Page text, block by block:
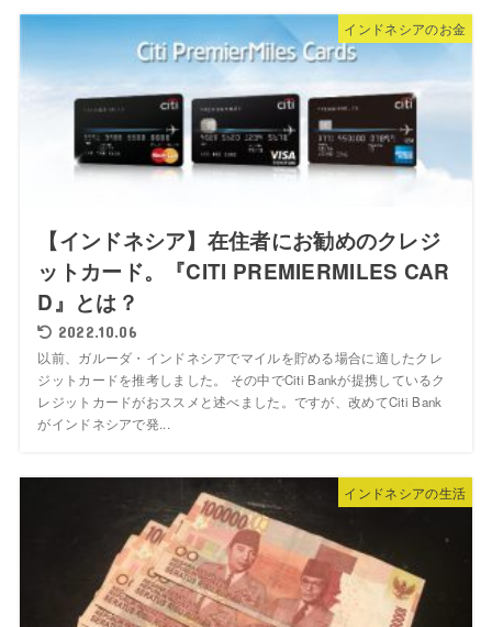
インドネシアのお金
【インドネシア】在住者にお勧めのクレジ
ットカード。『CITI PREMIERMILES CAR
D』とは？
2022.10.06
以前、ガルーダ・インドネシアでマイルを貯める場合に適したクレ
ジットカードを推考しました。 その中でCiti Bankが提携しているク
レジットカードがおススメと述べました。ですが、改めてCiti Bank
がインドネシアで発...
インドネシアの生活